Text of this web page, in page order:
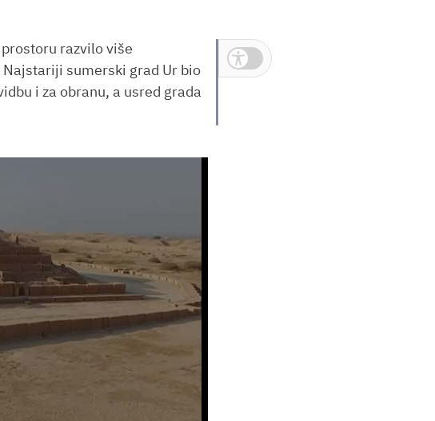
Inkluzivni prikaz
razvilo više
sumerski grad Ur bio
i za obranu, a usred grada